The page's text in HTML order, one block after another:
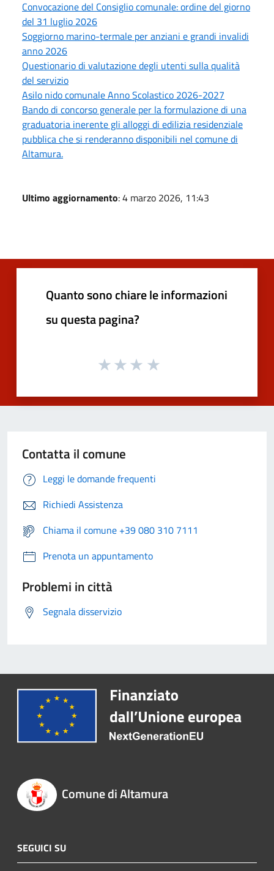
Convocazione del Consiglio comunale: ordine del giorno
del 31 luglio 2026
Soggiorno marino-termale per anziani e grandi invalidi
anno 2026
Questionario di valutazione degli utenti sulla qualità
del servizio
Asilo nido comunale Anno Scolastico 2026-2027
Bando di concorso generale per la formulazione di una
graduatoria inerente gli alloggi di edilizia residenziale
pubblica che si renderanno disponibili nel comune di
Altamura.
Ultimo aggiornamento: 4 marzo 2026, 11:43
Quanto sono chiare le informazioni
su questa pagina?
Contatta il comune
Leggi le domande frequenti
Richiedi Assistenza
Chiama il comune +39 080 310 7111
Prenota un appuntamento
Problemi in città
Segnala disservizio
Comune di Altamura
SEGUICI SU